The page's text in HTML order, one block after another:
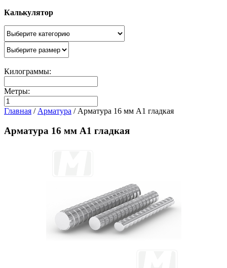
Калькулятор
Килограммы:
Метры:
Главная / Арматура / Арматура 16 мм А1 гладкая
Арматура 16 мм А1 гладкая